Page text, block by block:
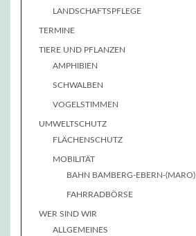
LANDSCHAFTSPFLEGE
TERMINE
TIERE UND PFLANZEN
AMPHIBIEN
SCHWALBEN
VOGELSTIMMEN
UMWELTSCHUTZ
FLÄCHENSCHUTZ
MOBILITÄT
BAHN BAMBERG-EBERN-(MARO)
FAHRRADBÖRSE
WER SIND WIR
ALLGEMEINES